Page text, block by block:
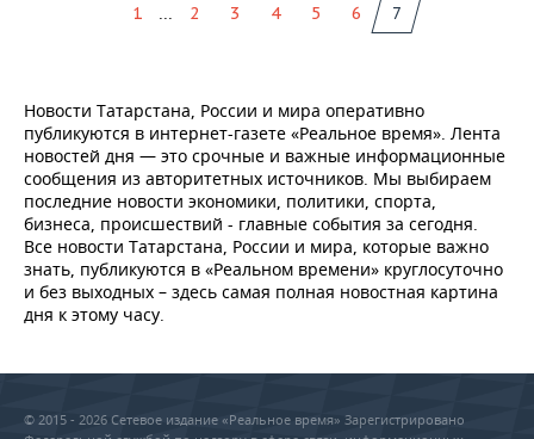
1 ... 2 3 4 5 6 7
Новости Татарстана, России и мира оперативно
публикуются в интернет-газете «Реальное время». Лента
новостей дня — это срочные и важные информационные
сообщения из авторитетных источников. Мы выбираем
последние новости экономики, политики, спорта,
бизнеса, происшествий - главные события за сегодня.
Все новости Татарстана, России и мира, которые важно
знать, публикуются в «Реальном времени» круглосуточно
и без выходных – здесь самая полная новостная картина
дня к этому часу.
© 2015 - 2026 Сетевое издание «Реальное время» Зарегистрировано